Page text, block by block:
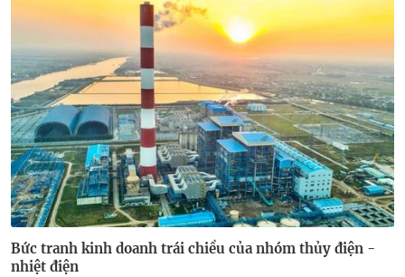
Bức tranh kinh doanh trái chiều của nhóm thủy điện -
nhiệt điện